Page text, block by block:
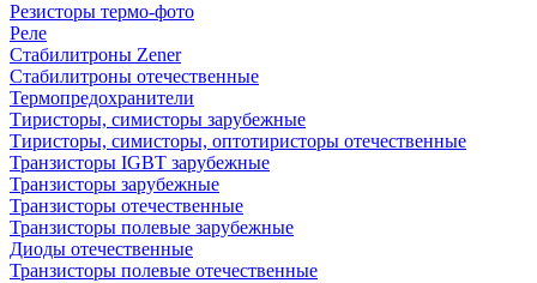
Резисторы термо-фото
Реле
Стабилитроны Zener
Стабилитроны отечественные
Термопредохранители
Тиристоры, симисторы зарубежные
Тиристоры, симисторы, оптотиристоры отечественные
Транзисторы IGBT зарубежные
Транзисторы зарубежные
Транзисторы отечественные
Транзисторы полевые зарубежные
Диоды отечественные
Транзисторы полевые отечественные